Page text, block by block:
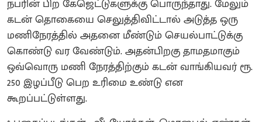
நபரின் பிற கேஜெட்டுகளுக்கு பொருந்தாது. மேலும்
கடன் தொகையை செலுத்திவிட்டால் அடுத்த ஒரு
மணிநேரத்தில் அதனை மீண்டும் செயல்பாட்டுக்கு
கொண்டு வர வேண்டும். அதன்பிறகு தாமதமாகும்
ஒவ்வொரு மணி நேரத்திற்கும் கடன் வாங்கியவர் ரூ.
250 இழப்பீடு பெற உரிமை உண்டு என
கூறப்பட்டுள்ளது.